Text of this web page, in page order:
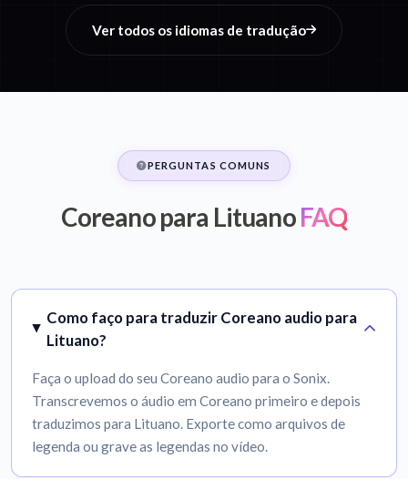
Ver todos os idiomas de tradução
PERGUNTAS COMUNS
Coreano para LituanoFAQ
Como faço para traduzir Coreano audio para
Lituano?
Faça o upload do seu Coreano audio para o Sonix.
Transcrevemos o áudio em Coreano primeiro e depois
traduzimos para Lituano. Exporte como arquivos de
legenda ou grave as legendas no vídeo.